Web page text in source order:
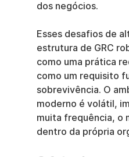
dos negócios.
Esses desafios de
estrutura de GRC
como uma prática
como um requisito
sobrevivência. O
moderno é volátil,
muita frequência, o
dentro da própria